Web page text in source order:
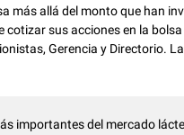
más allá del monto que han
sus acciones en la
Gerencia y Directorio.
importantes del mercado